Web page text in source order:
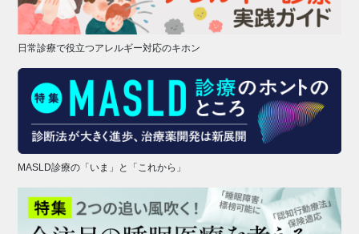
日常診療で役立つアレルギー対応のキホン
MASLD診療の「いま」と「これから」